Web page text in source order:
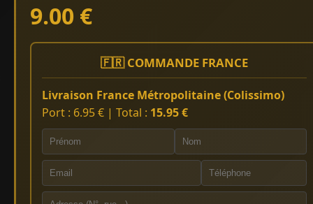
9.00 €
🇫🇷 COMMANDE FRANCE
Livraison France Métropolitaine (Colissimo)
Port : 6.95 € | Total : 15.95 €